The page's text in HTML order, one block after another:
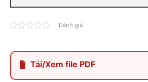
Đánh giá
Tải/Xem file PDF